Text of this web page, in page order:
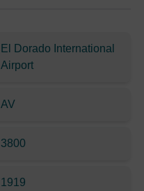
El Dorado International
Airport
AV
3800
1919